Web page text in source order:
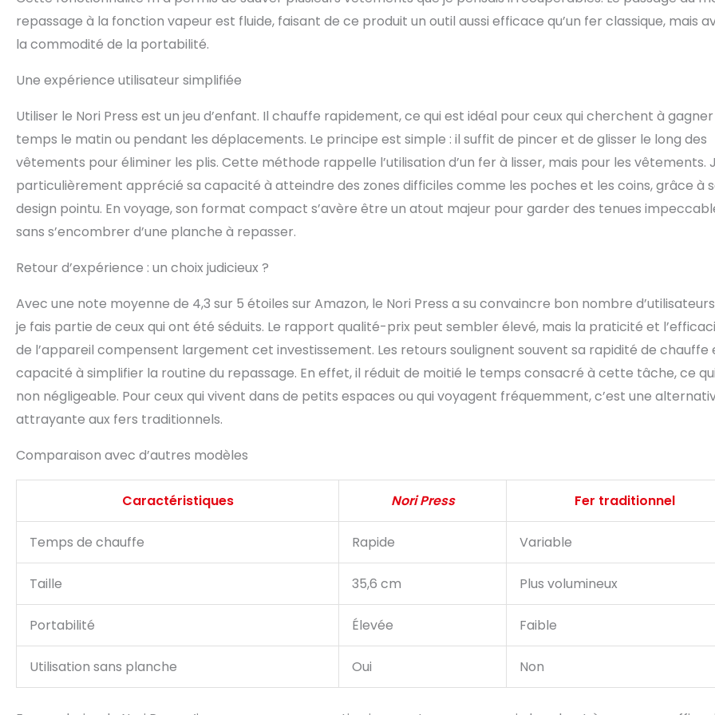
repassage à la fonction vapeur est fluide, faisant de ce produit un outil aussi efficace qu’un fer classique, mais
la commodité de la portabilité.
Une expérience utilisateur simplifiée
Utiliser le Nori Press est un jeu d’enfant. Il chauffe rapidement, ce qui est idéal pour ceux qui cherchent à
temps le matin ou pendant les déplacements. Le principe est simple : il suffit de pincer et de glisser le long des
vêtements pour éliminer les plis. Cette méthode rappelle l’utilisation d’un fer à lisser, mais pour les vêtements.
particulièrement apprécié sa capacité à atteindre des zones difficiles comme les poches et les coins, grâce à
design pointu. En voyage, son format compact s’avère être un atout majeur pour garder des tenues
sans s’encombrer d’une planche à repasser.
Retour d’expérience : un choix judicieux ?
Avec une note moyenne de 4,3 sur 5 étoiles sur Amazon, le Nori Press a su convaincre bon nombre
je fais partie de ceux qui ont été séduits. Le rapport qualité-prix peut sembler élevé, mais la praticité et
de l’appareil compensent largement cet investissement. Les retours soulignent souvent sa rapidité de chauffe
capacité à simplifier la routine du repassage. En effet, il réduit de moitié le temps consacré à cette tâche, ce
non négligeable. Pour ceux qui vivent dans de petits espaces ou qui voyagent fréquemment, c’est une
attrayante aux fers traditionnels.
Comparaison avec d’autres modèles
Caractéristiques Nori Press Fer traditionnel
Temps de chauffe Rapide Variable
Taille 35,6 cm Plus volumineux
Portabilité Élevée Faible
Utilisation sans planche Oui Non